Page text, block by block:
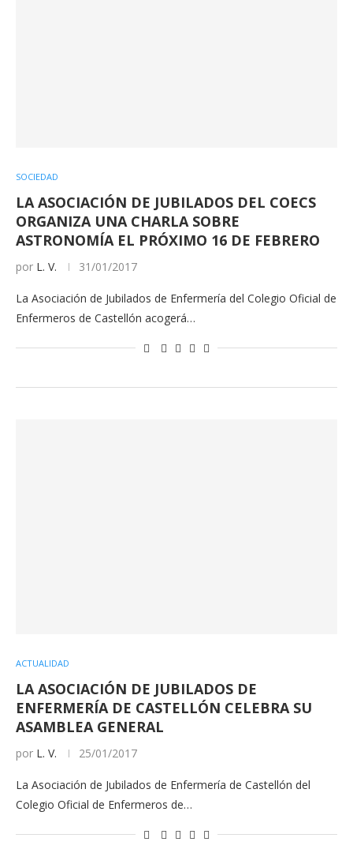
SOCIEDAD
LA ASOCIACIÓN DE JUBILADOS DEL COECS
ORGANIZA UNA CHARLA SOBRE
ASTRONOMÍA EL PRÓXIMO 16 DE FEBRERO
por L. V. 31/01/2017
La Asociación de Jubilados de Enfermería del Colegio Oficial de
Enfermeros de Castellón acogerá…
ACTUALIDAD
LA ASOCIACIÓN DE JUBILADOS DE
ENFERMERÍA DE CASTELLÓN CELEBRA SU
ASAMBLEA GENERAL
por L. V. 25/01/2017
La Asociación de Jubilados de Enfermería de Castellón del
Colegio Oficial de Enfermeros de…